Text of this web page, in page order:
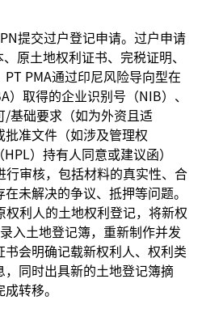
提交过户登记申请。过户申请
原土地权利证书、完税证明、
PMA通过印尼风险导向型在
）取得的企业识别号（NIB）、
/基础要求（如为外资且适
批准文件（如涉及管理权
）持有人同意或建议函）
行审核，包括材料的真实性、合
未解决的争议、抵押等问题。
权利人的土地权利登记，将新权
入土地登记簿，重新制作并发
会明确记载新权利人、权利类
，同时出具新的土地登记簿摘
转移。